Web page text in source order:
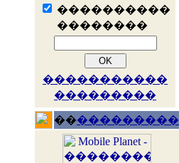
����������
��������
�����������
���������
�����������